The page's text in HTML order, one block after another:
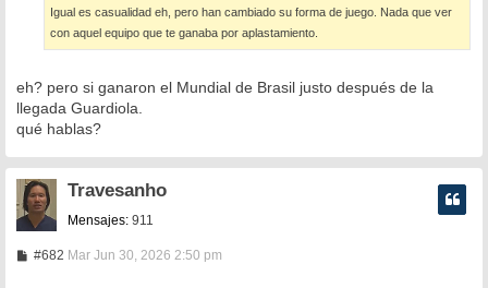
Igual es casualidad eh, pero han cambiado su forma de juego. Nada que ver
con aquel equipo que te ganaba por aplastamiento.
eh? pero si ganaron el Mundial de Brasil justo después de la
llegada Guardiola.
qué hablas?
Travesanho
Mensajes: 911
#682MMar Jun 30, 2026 2:50 pm